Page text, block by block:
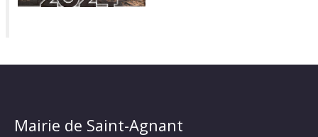
Mairie de Saint-Agnant